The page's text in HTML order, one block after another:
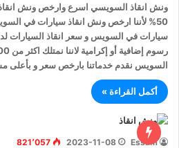
ونش انقاذ السويسي اسرع وارخص ونش
50% لأننا ارخص ونش انقاذ سيارات في
سيارات في السويس و سعر انقاذ السيارات
السويس نقدم خدماتنا بارخص سعر و بأعلى
أكمل القراءة »
Essam
2023-11-08 821٬057